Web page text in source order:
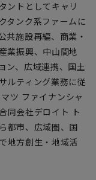
FAM会員登録
ントとしてキャリ
タンク系ファームに
共施設再編、商業・
業振興、中山間地
ン、広域連携、国土
ルティング業務に従
ツ ファイナンシャ
合同会社デロイト ト
都市、広域圏、国
地方創生・地域活